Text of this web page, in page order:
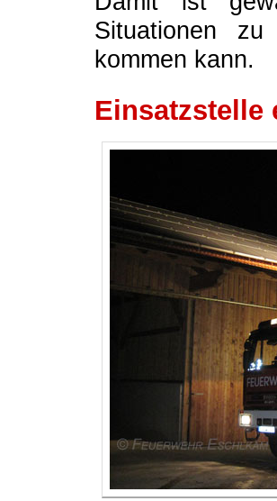
Situationen zu
kommen kann.
Einsatzstelle